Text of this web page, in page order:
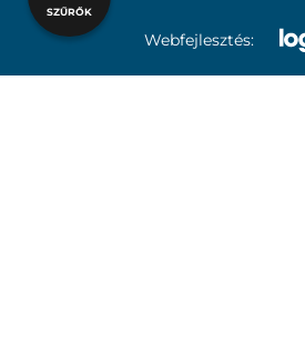
SZŰRŐK
Webfejlesztés: